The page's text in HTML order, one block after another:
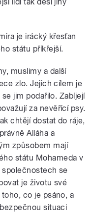
je irácký křesťan
státu příkřejší.
muslimy a další
zlo. Jejich cílem je
jim podařilo. Zabíjejí
za nevěřící psy.
chtějí dostat do ráje,
Alláha a
způsobem mají
státu Mohameda v
společnostech se
je životu své
co je psáno, a
situaci